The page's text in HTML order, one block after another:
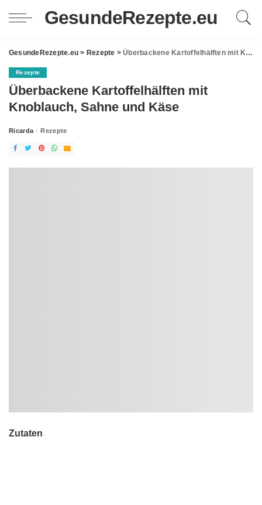
GesundeRezepte.eu
GesundeRezepte.eu > Rezepte >Überbackene Kartoffelhälften mit Knoblauch, Sahne und Käse
Rezepte
Überbackene Kartoffelhälften mit
Knoblauch, Sahne und Käse
Posted
Ricarda Rezepte
Zutaten